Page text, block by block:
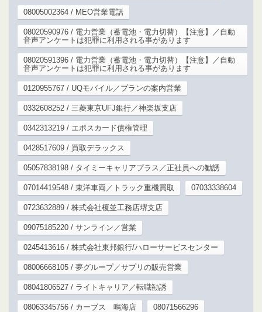
08005002364 / MEO営業電話
08020590976 / 電力営業（蓄電池・電力切替）【注意】／自動
音声アンケートは犯罪に利用される事があります
08020591396 / 電力営業（蓄電池・電力切替）【注意】／自動
音声アンケートは犯罪に利用される事があります
0120955767 / UQモバイル／プランの案内営業
0332608252 / 三菱東京UFJ銀行／神楽坂支店
0342313219 / エポスカード債権管理
0428517609 / 買取デラックス
05057838198 / タイミーキャリアプラス／正社員への勧誘
07014419548 / 東洋車両／トラック重機買取 07033338604
0723632889 / 株式会社榎並工務店堺支店
09075185220 / サンライン／営業
0245413616 / 株式会社東邦銀行/ハローサービスセンター
08006668105 / 夢グループ／サプリの販売営業
08041806527 / ライトキャリア／転職勧誘
08063345756 / カーブス 鳴海店 08071566296